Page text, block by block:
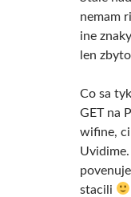
nemam
ine
len
Co sa
GET na
wifine,
stacili